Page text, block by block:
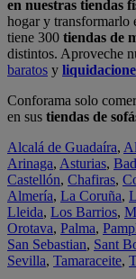
en nuestras tiendas
hogar y transformarlo
tiene 300 tiendas de
distintos. Aproveche
baratos y
Conforama solo
en sus tiendas de
Alcalá de Guadaíra,
Arinaga, Asturias,
Castellón, Chafiras,
Almería, La Coruña,
Lleida, Los Barrios,
Orotava, Palma,
San Sebastian, Sant
Sevilla, Tamaraceite,